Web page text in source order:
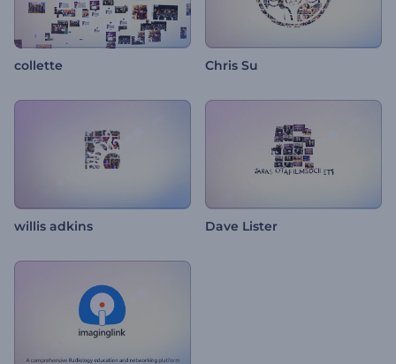
collette Chris Su
willis adkins Dave Lister